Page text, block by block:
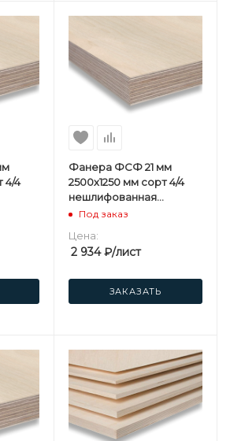
4/4
Фанера ФСФ 21 мм
2500х1250 мм сорт 4/4
нешлифованная
березовая
Под заказ
Цена:
2 934₽/лист
ЗАКАЗАТЬ